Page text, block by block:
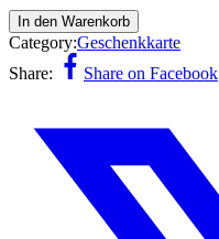
In den Warenkorb
Category:Geschenkkarte
Share:
Share on Facebook